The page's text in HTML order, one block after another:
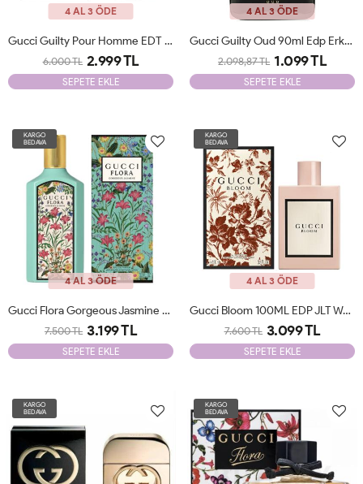
4 AL 3 ÖDE
Gucci Guilty Pour Homme EDT 90ml JLT Man
6.000 TL 2.999 TL
SEPETE EKLE
4 AL 3 ÖDE
Gucci Guilty Oud 90ml Edp Erkek Parfüm Tester
2.098,87 TL 1.099 TL
SEPETE EKLE
KARGO
BEDAVA
4 AL 3 ÖDE
Gucci Flora Gorgeous Jasmine Edp 100 Ml JLT Woman
7.500 TL 3.199 TL
SEPETE EKLE
KARGO
BEDAVA
4 AL 3 ÖDE
Gucci Bloom 100ML EDP JLT Woman
7.600 TL 3.099 TL
SEPETE EKLE
KARGO
BEDAVA
KARGO
BEDAVA